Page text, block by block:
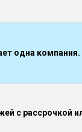
одна компания.
с рассрочкой